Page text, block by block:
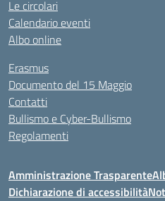
Le circolari
Calendario eventi
Albo online
Erasmus
Documento del 15 Maggio
Contatti
Bullismo e Cyber-Bullismo
Regolamenti
Amministrazione Trasparente
Dichiarazione di accessibilità